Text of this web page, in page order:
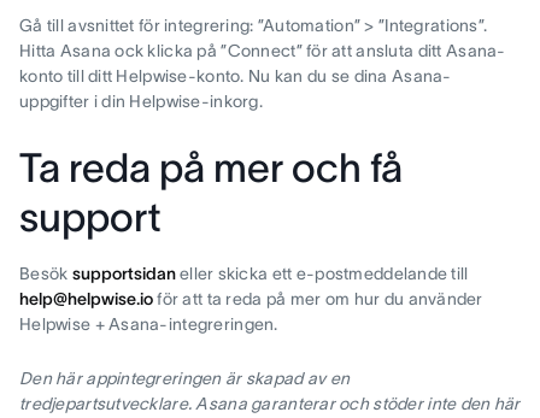
Gå till avsnittet för integrering: ”Automation” > ”Integrations”.
Hitta Asana ock klicka på ”Connect” för att ansluta ditt Asana-
konto till ditt Helpwise-konto. Nu kan du se dina Asana-
uppgifter i din Helpwise-inkorg.
Ta reda på mer och få
support
Besök supportsidaneller skicka ett e-postmeddelande till
help@helpwise.ioför att ta reda på mer om hur du använder
Helpwise + Asana-integreringen.
Den här appintegreringen är skapad av en
tredjepartsutvecklare. Asana garanterar och stöder inte den här